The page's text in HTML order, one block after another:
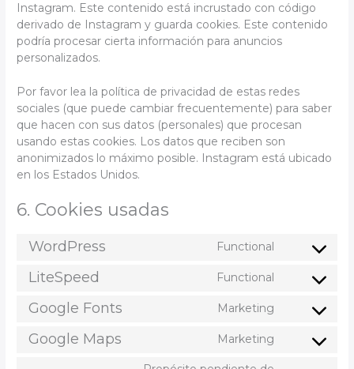
Instagram. Este contenido está incrustado con código
derivado de Instagram y guarda cookies. Este contenido
podría procesar cierta información para anuncios
personalizados.
Por favor lea la política de privacidad de estas redes
sociales (que puede cambiar frecuentemente) para saber
que hacen con sus datos (personales) que procesan
usando estas cookies. Los datos que reciben son
anonimizados lo máximo posible. Instagram está ubicado
en los Estados Unidos.
6. Cookies usadas
WordPress Functional
Consent
service
wordpress
LiteSpeed Functional
Consent
service
litespeed
Google Fonts Marketing
Consent
service
Google Maps Marketing
Consent